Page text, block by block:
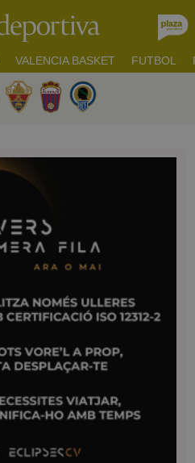
VALENCIA BASKET FUTBOL